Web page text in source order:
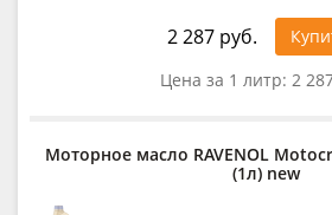
2 287 руб.
Цена за 1 литр: 2
Моторное масло RAVENOL
(1л) new